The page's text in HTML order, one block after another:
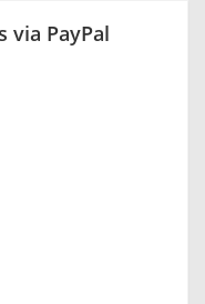
via PayPal